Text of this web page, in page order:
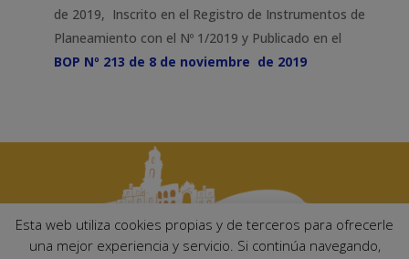
de 2019, Inscrito en el Registro de Instrumentos de
Planeamiento con el Nº 1/2019 y Publicado en el
BOP Nº 213 de 8 de noviembre de 2019
Esta web utiliza cookies propias y de terceros para ofrecerle
una mejor experiencia y servicio. Si continúa navegando,